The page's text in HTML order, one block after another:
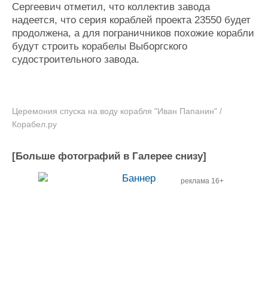
Сергеевич отметил, что коллектив завода
надеется, что серия кораблей проекта 23550 будет
продолжена, а для пограничников похожие корабли
будут строить корабелы Выборгского
судостроительного завода.
Церемония спуска на воду корабля "Иван Папанин" /
Корабел.ру
[Больше фотографий в Галерее снизу]
реклама 16+